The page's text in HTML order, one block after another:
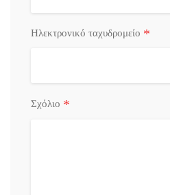
Ηλεκτρονικό ταχυδρομείο *
Σχόλιο *